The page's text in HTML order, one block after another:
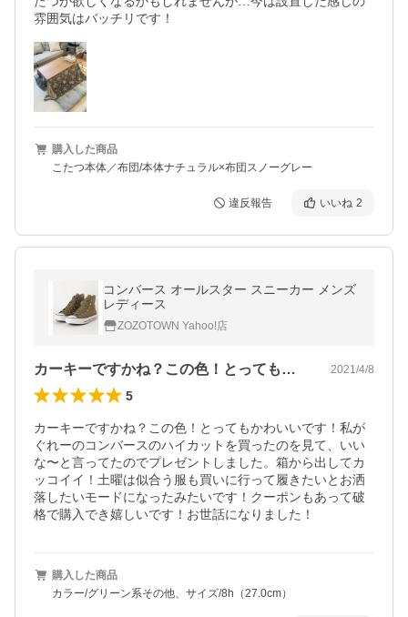
雰囲気はバッチリです！
購入した商品
こたつ本体／布団/本体ナチュラル×布団スノーグレー
違反報告 いいね 2
コンバース オールスター スニーカー メンズ
レディース
ZOZOTOWN Yahoo!店
カーキーですかね？この色！とってもかわ… 2021/4/8
5
カーキーですかね？この色！とってもかわいいです！私が
ぐれーのコンバースのハイカットを買ったのを見て、いい
な〜と言ってたのでプレゼントしました。箱から出してカ
ッコイイ！土曜は似合う服も買いに行って履きたいとお洒
落したいモードになったみたいです！クーポンもあって破
格で購入でき嬉しいです！お世話になりました！
購入した商品
カラー/グリーン系その他、サイズ/8h（27.0cm）